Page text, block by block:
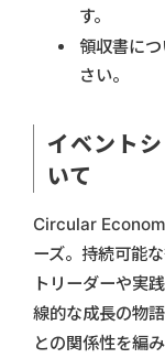
す。
領収書に
さい。
イベント
いて
Circular
ーズ。持続可能
トリーダーや実
線的な成長の物
との関係性を編